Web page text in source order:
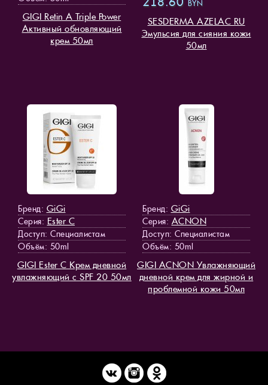
GIGI Retin A Triple Power
Активный обновляющий
крем 50мл
BYN
SESDERMA AZELAC RU
Эмульсия для сияния кожи
50мл
Бренд: GiGi
Серия: Ester C
Доступ: Специалистам
Объём: 50ml
GIGI Ester C Крем дневной
увлажняющий с SPF 20 50мл
Бренд: GiGi
Серия: ACNON
Доступ: Специалистам
Объём: 50ml
GIGI ACNON Увлажняющий
дневной крем для жирной и
проблемной кожи 50мл